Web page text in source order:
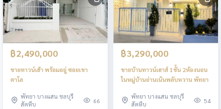
฿2,490,000
ขายทาวน์เฮ้า พร้อมอยู่ ซอยเขา
ตาโล
พัทยา บางแสน ชลบุรี
สัตหีบ
66
฿3,290,000
ขายบ้านทาวน์เฮาส์ 1ชั้น 2ห้องนอน
ในหมู่บ้านย่านเนินพลับหวาน พัทยา
พัทยา บางแสน ชลบุรี
สัตหีบ
54